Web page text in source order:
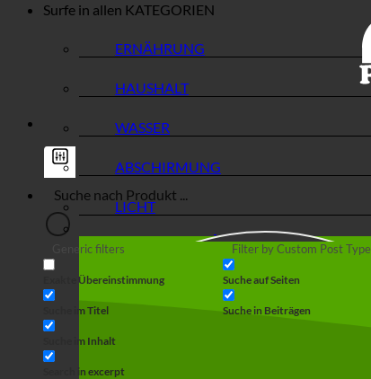
Generic filters
Exakte Übereinstimmung
Suche im Titel
Suche im Inhalt
Search in excerpt
Filter by Custom Post Type
Suche auf Seiten
Suche in Beiträgen
Surfe in allen KATEGORIEN
ERNÄHRUNG
HAUSHALT
WASSER
ABSCHIRMUNG
LICHT